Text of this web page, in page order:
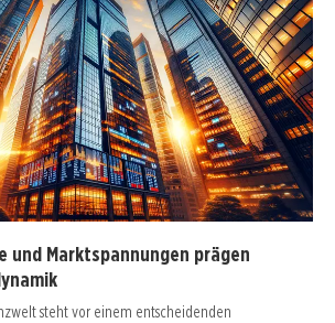
und Marktspannungen prägen
steht vor einem entscheidenden